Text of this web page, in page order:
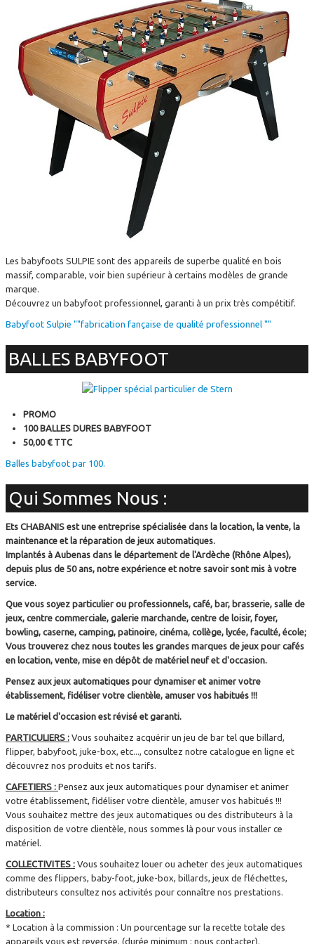
Les babyfoots SULPIE sont des appareils de superbe qualité en bois
massif, comparable, voir bien supérieur à certains modèles de grande
marque.
Découvrez un babyfoot professionnel, garanti à un prix très compétitif.
Babyfoot Sulpie ""fabrication fançaise de qualité professionnel ""
BALLES BABYFOOT
PROMO
100 BALLES DURES BABYFOOT
50,00 € TTC
Balles babyfoot par 100.
Qui Sommes Nous :
Ets CHABANIS est une entreprise spécialisée dans la location, la vente, la
maintenance et la réparation de jeux automatiques.
Implantés à Aubenas dans le département de l'Ardèche (Rhône Alpes),
depuis plus de 50 ans, notre expérience et notre savoir sont mis à votre
service.
Que vous soyez particulier ou professionnels, café, bar, brasserie, salle de
jeux, centre commerciale, galerie marchande, centre de loisir, foyer,
bowling, caserne, camping, patinoire, cinéma, collège, lycée, faculté, école;
Vous trouverez chez nous toutes les grandes marques de jeux pour cafés
en location, vente, mise en dépôt de matériel neuf et d'occasion.
Pensez aux jeux automatiques pour dynamiser et animer votre
établissement, fidéliser votre clientèle, amuser vos habitués !!!
Le matériel d'occasion est révisé et garanti.
PARTICULIERS : Vous souhaitez acquérir un jeu de bar tel que billard,
flipper, babyfoot, juke-box, etc..., consultez notre catalogue en ligne et
découvrez nos produits et nos tarifs.
CAFETIERS : Pensez aux jeux automatiques pour dynamiser et animer
votre établissement, fidéliser votre clientèle, amuser vos habitués !!!
Vous souhaitez mettre des jeux automatiques ou des distributeurs à la
disposition de votre clientèle, nous sommes là pour vous installer ce
matériel.
COLLECTIVITES : Vous souhaitez louer ou acheter des jeux automatiques
comme des flippers, baby-foot, juke-box, billards, jeux de fléchettes,
distributeurs consultez nos activités pour connaître nos prestations.
Location :
* Location à la commission : Un pourcentage sur la recette totale des
appareils vous est reversée. (durée minimum : nous contacter).